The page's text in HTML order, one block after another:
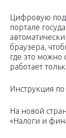
Цифровую
портале
браузера,
где это
работает
Инструкция
На новой
«Налоги и